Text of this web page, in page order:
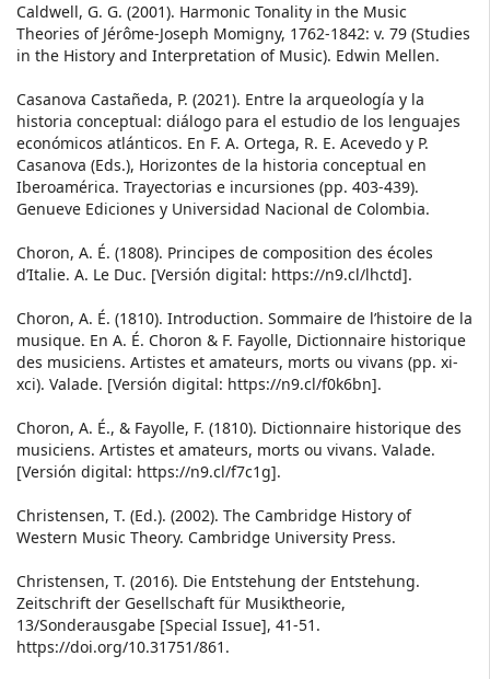
Caldwell, G. G. (2001). Harmonic Tonality in the Music
Theories of Jérôme-Joseph Momigny, 1762-1842: v. 79 (Studies
in the History and Interpretation of Music). Edwin Mellen.
Casanova Castañeda, P. (2021). Entre la arqueología y la
historia conceptual: diálogo para el estudio de los lenguajes
económicos atlánticos. En F. A. Ortega, R. E. Acevedo y P.
Casanova (Eds.), Horizontes de la historia conceptual en
Iberoamérica. Trayectorias e incursiones (pp. 403-439).
Genueve Ediciones y Universidad Nacional de Colombia.
Choron, A. É. (1808). Principes de composition des écoles
d’Italie. A. Le Duc. [Versión digital: https://n9.cl/lhctd].
Choron, A. É. (1810). Introduction. Sommaire de l’histoire de la
musique. En A. É. Choron & F. Fayolle, Dictionnaire historique
des musiciens. Artistes et amateurs, morts ou vivans (pp. xi-
xci). Valade. [Versión digital: https://n9.cl/f0k6bn].
Choron, A. É., & Fayolle, F. (1810). Dictionnaire historique des
musiciens. Artistes et amateurs, morts ou vivans. Valade.
[Versión digital: https://n9.cl/f7c1g].
Christensen, T. (Ed.). (2002). The Cambridge History of
Western Music Theory. Cambridge University Press.
Christensen, T. (2016). Die Entstehung der Entstehung.
Zeitschrift der Gesellschaft für Musiktheorie,
13/Sonderausgabe [Special Issue], 41-51.
https://doi.org/10.31751/861.